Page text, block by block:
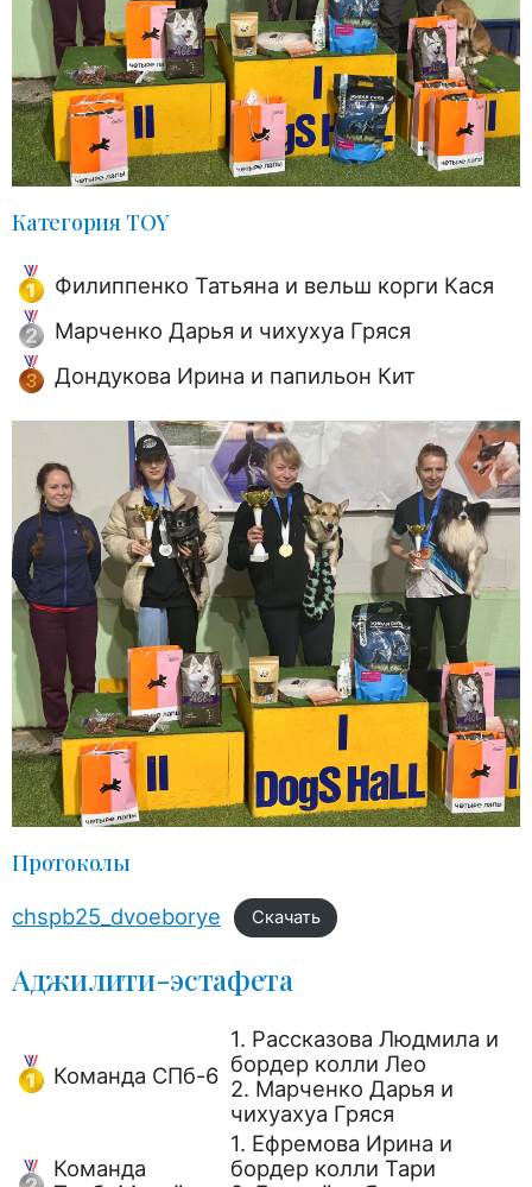
Категория TOY
Филиппенко Татьяна и вельш корги Кася
Марченко Дарья и чихухуа Гряся
Дондукова Ирина и папильон Кит
Протоколы
chspb25_dvoeborye Скачать
Аджилити-эстафета
Команда СПб-6
1. Рассказова Людмила и
бордер колли Лео
2. Марченко Дарья и
чихуахуа Гряся
Команда
1. Ефремова Ирина и
бордер колли Тари